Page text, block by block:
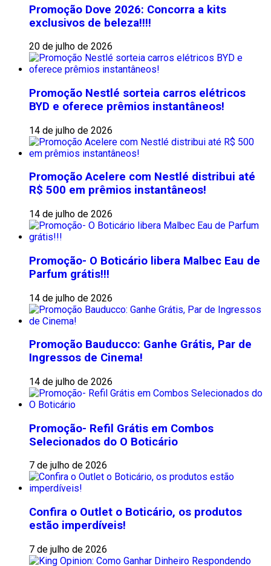
Promoção Dove 2026: Concorra a kits
exclusivos de beleza!!!!
20 de julho de 2026
Promoção Nestlé sorteia carros elétricos
BYD e oferece prêmios instantâneos!
14 de julho de 2026
Promoção Acelere com Nestlé distribui até
R$ 500 em prêmios instantâneos!
14 de julho de 2026
Promoção- O Boticário libera Malbec Eau de
Parfum grátis!!!
14 de julho de 2026
Promoção Bauducco: Ganhe Grátis, Par de
Ingressos de Cinema!
14 de julho de 2026
Promoção- Refil Grátis em Combos
Selecionados do O Boticário
7 de julho de 2026
Confira o Outlet o Boticário, os produtos
estão imperdíveis!
7 de julho de 2026